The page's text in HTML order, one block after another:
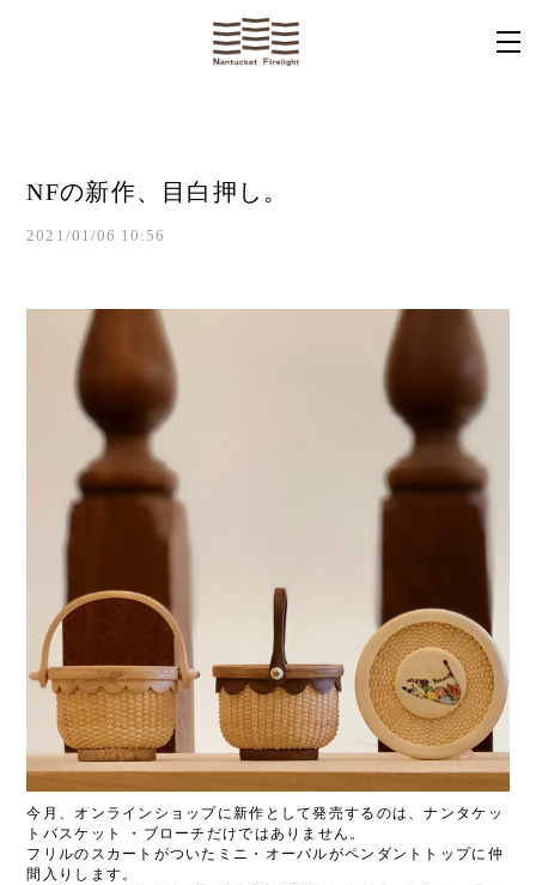
NFの新作、目白押し。
2021/01/06 10:56
今月、オンラインショップに新作として発売するのは、ナンタケッ
トバスケット ・ブローチだけではありません。
フリルのスカートがついたミニ・オーバルがペンダントトップに仲
間入りします。